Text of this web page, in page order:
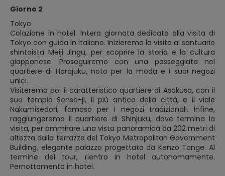
Giorno 2
Tokyo
Colazione in hotel. Intera giornata dedicata alla visita di
Tokyo con guida in italiano. Inizieremo la visita al santuario
shintoista Meiji Jingu, per scoprire la storia e la cultura
giapponese. Proseguiremo con una passeggiata nel
quartiere di Harajuku, noto per la moda e i suoi negozi
unici.
Visiteremo poi il caratteristico quartiere di Asakusa, con il
suo tempio Senso-ji, il più antico della città, e il viale
Nakamisedori, famoso per i negozi tradizionali. Infine,
raggiungeremo il quartiere di Shinjuku, dove termina la
visita, per ammirare una vista panoramica da 202 metri di
altezza dalla terrazza del Tokyo Metropolitan Government
Building, elegante palazzo progettato da Kenzo Tange. Al
termine del tour, rientro in hotel autonomamente.
Pernottamento in hotel.